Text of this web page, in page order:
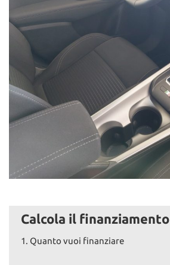
Calcola il finanziamento
1. Quanto vuoi finanziare